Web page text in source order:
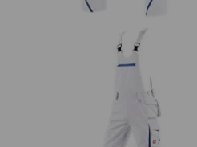
Latzhose e.s.motion 2020